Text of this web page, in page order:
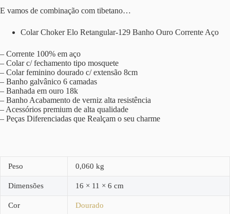
E vamos de combinação com tibetano…
Colar Choker Elo Retangular-129 Banho Ouro Corrente Aço
– Corrente 100% em aço
– Colar c/ fechamento tipo mosquete
– Colar feminino dourado c/ extensão 8cm
– Banho galvânico 6 camadas
– Banhada em ouro 18k
– Banho Acabamento de verniz alta resistência
– Acessórios premium de alta qualidade
– Peças Diferenciadas que Realçam o seu charme
Peso 0,060 kg
Dimensões 16 × 11 × 6 cm
Cor Dourado